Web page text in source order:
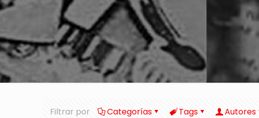
Filtrar por Categorías Tags Autores